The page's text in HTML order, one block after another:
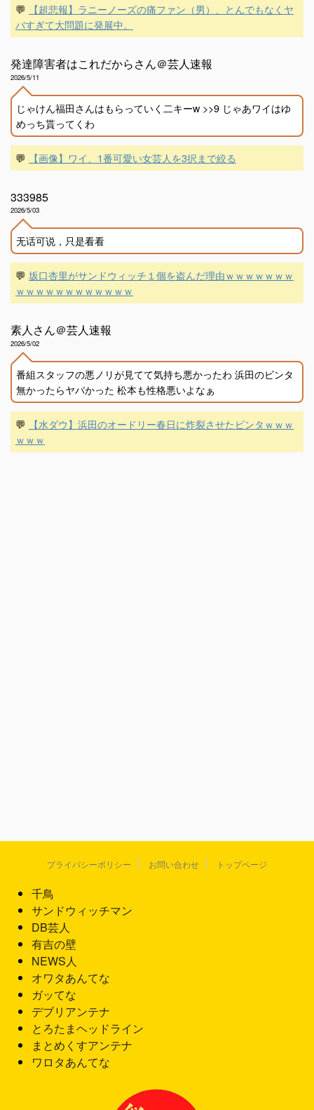
💬
【超悲報】ラニーノーズの痛ファン（男）、とんでもなくヤ
バすぎて大問題に発展中。
発達障害者はこれだからさん＠芸人速報
2026/5/11
じゃけん福田さんはもらっていく二キーw >>9 じゃあワイはゆ
めっち貰ってくわ
💬 【画像】ワイ、1番可愛い女芸人を3択まで絞る
333985
2026/5/03
无话可说，只是看看
💬 坂口杏里がサンドウィッチ１個を盗んだ理由ｗｗｗｗｗｗｗ
ｗｗｗｗｗｗｗｗｗｗｗｗ
素人さん＠芸人速報
2026/5/02
番組スタッフの悪ノリが見てて気持ち悪かったわ 浜田のビンタ
無かったらヤバかった 松本も性格悪いよなぁ
💬
【水ダウ】浜田のオードリー春日に炸裂させたビンタｗｗｗ
ｗｗｗ
プライバシーポリシー お問い合わせ トップページ
千鳥
サンドウィッチマン
DB芸人
有吉の壁
NEWS人
オワタあんてな
ガッてな
デブリアンテナ
とろたまヘッドライン
まとめくすアンテナ
ワロタあんてな